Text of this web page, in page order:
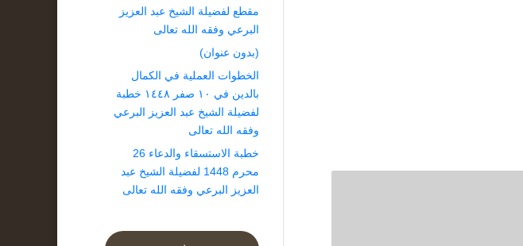
مقطع لفضيلة الشيخ عبد العزيز
البرعي وفقه الله تعالى
(بدون عنوان)
الخطوات العملية في الكمال
بالدين في ١٠ صفر ١٤٤٨ خطبة
لفضيلة الشيخ عبد العزيز البرعي
وفقه الله تعالى
خطبة الاستسقاء والدعاء 26
محرم 1448 لفضيلة الشيخ عبد
العزيز البرعي وفقه الله تعالى